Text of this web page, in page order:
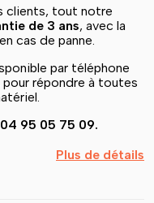
clients, tout notre
de 3 ans, avec la
cas de panne.
par téléphone
pour répondre à toutes
04 95 05 75 09.
Plus de détails